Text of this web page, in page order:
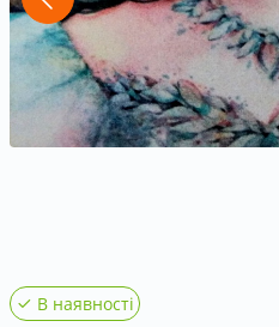
UK | RU
В наявності